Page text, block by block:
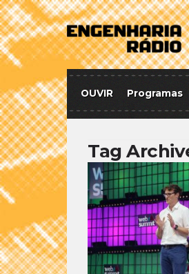
OUVIR Programas
Tag